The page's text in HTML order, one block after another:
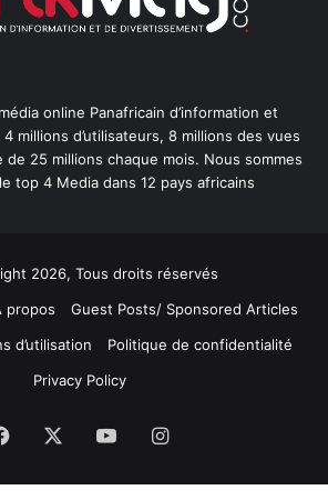
online Panafricain d’information et
millions d’utilisateurs, 8 millions des vues
25 millions chaque mois. Nous sommes
top 4 Media dans 12 pays africains
2026, Tous droits réservés
propos
Guest Posts/ Sponsored Articles
d’utilisation
Politique de confidentialité
Privacy Policy
Facebook YouTubeInstagram